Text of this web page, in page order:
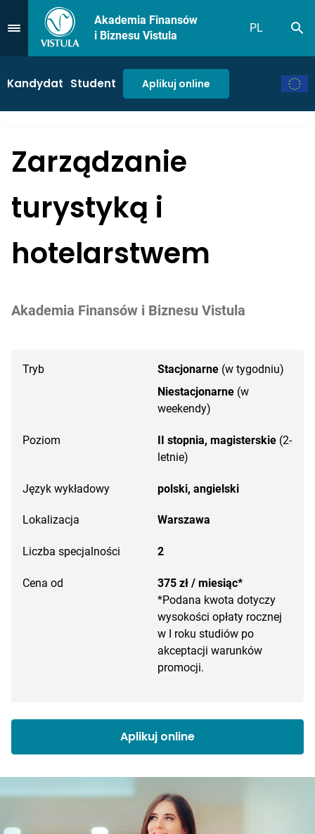
Przejdź do Menu
Akademia Finansów
i Biznesu Vistula
PL
Kandydat Student Aplikuj online
Zarządzanie
turystyką i
hotelarstwem
Akademia Finansów i Biznesu Vistula
Tryb Stacjonarne (w tygodniu)
Niestacjonarne (w
weekendy)
Poziom II stopnia, magisterskie (2-
letnie)
Język wykładowy polski, angielski
Lokalizacja Warszawa
Liczba specjalności 2
Cena od
375 zł / miesiąc*
*Podana kwota dotyczy
wysokości opłaty rocznej
w I roku studiów po
akceptacji warunków
promocji.
Aplikuj online